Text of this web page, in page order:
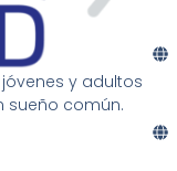
y adultos
sueño común.